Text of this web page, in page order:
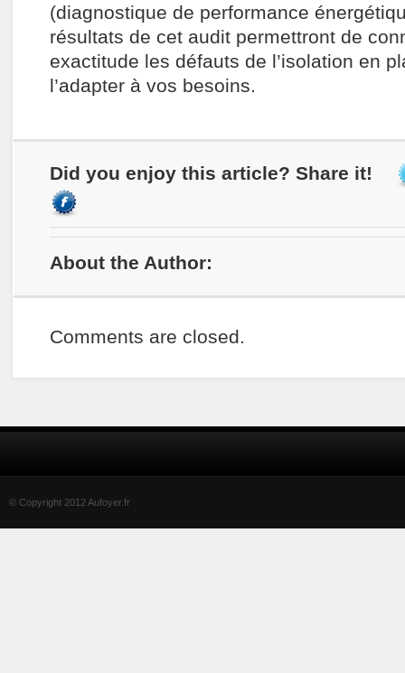
(diagnostique de performance
résultats de cet audit permettront de
exactitude les défauts de l’isolation en
l’adapter à vos besoins.
Did you enjoy this article? Share it!
About the Author:
Comments are closed.
© Copyright 2012 Aufoyer.fr